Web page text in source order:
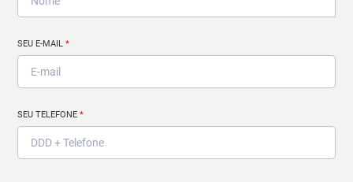
SEU E-MAIL*
SEU TELEFONE*